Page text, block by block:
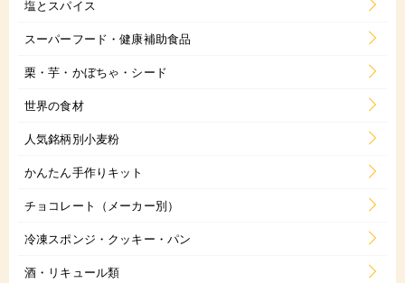
塩とスパイス
スーパーフード・健康補助食品
栗・芋・かぼちゃ・シード
世界の食材
人気銘柄別小麦粉
かんたん手作りキット
チョコレート（メーカー別）
冷凍スポンジ・クッキー・パン
酒・リキュール類